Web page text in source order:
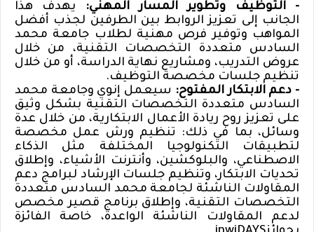
- التوظيف وتطوير المسار المهني:
يهدف هذا
الجانب إلى تعزيز الروابط بين الطرفين لجذب أفضل
المواهب وتوفير فرص مهنية لطلاب جامعة محمد
السادس متعددة التخصصات التقنية، من خلال
عروض التدريب، ومشاريع نهاية الدراسة، أو من خلال
تنظيم جلسات مخصصة التوظيف.
- دعم الابتكار المفتوح: سيعمل إنوي وجامعة محمد
السادس متعددة التخصصات التقنية بشكل وثيق
على تعزيز روح ريادة الأعمال الابتكارية، من خلال عدة
وسائل، بما في ذلك: تنظيم ورش عمل مخصصة
لتطبيقات التكنولوجيا المختلفة مثل الذكاء
الاصطناعي، والبلوكشين، وأنترنت الأشياء، وإطلاق
تحديات الابتكار، وتنظيم جلسات الإرشاد لبرامج دعم
المقاولات الناشئة لجامعة محمد السادس متعددة
التخصصات التقنية، وإطلاق برنامج قصير مخصص
لدعم المقاولات
الناشئة الواعدة، خاصة الفائزة